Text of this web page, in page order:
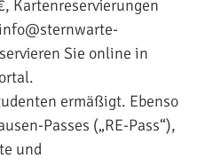
Kartenreservierungen
Sie online in
ermäßigt. Ebenso
Passes („RE-Pass“),
und